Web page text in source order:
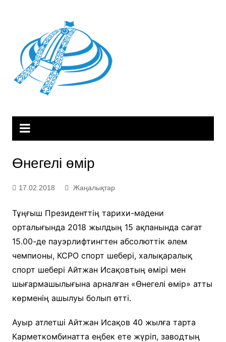
Өнегелі өмір
17.02.2018 Жаңалықтар
Тұңғыш Президенттің тарихи-мәдени
орталығында 2018 жылдың 15 ақпанында сағат
15.00-де пауэрлифтингтен абсолюттік әлем
чемпионы, КСРО спорт шебері, халықаралық
спорт шебері Айтжан Исақовтың өмірі мен
шығармашылығына арналған «Өнегелі өмір» атты
көрменің ашылуы болып өтті.
Ауыр атлетші Айтжан Исақов 40 жылға тарта
Карметкомбинатта еңбек ете жүріп, заводтың